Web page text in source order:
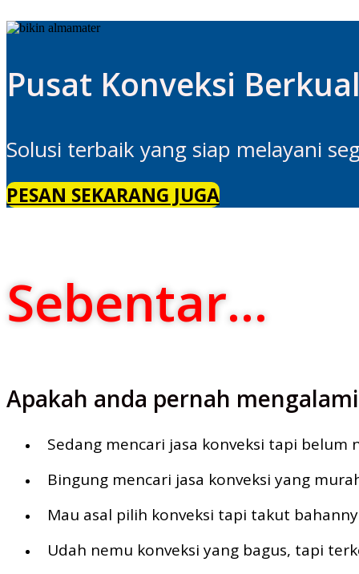
Pusat Konveksi
Solusi terbaik yang siap melayani
PESAN SEKARANG JUGA
Sebentar...
Apakah anda pernah
Sedang mencari jasa konveksi tapi belum
Bingung mencari jasa konveksi yang
Mau asal pilih konveksi tapi takut
Udah nemu konveksi yang bagus, tapi